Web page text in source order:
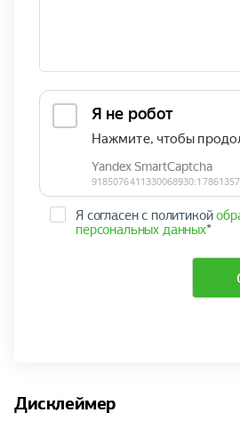
Я согласен с политикой
персональных данных*
Дисклеймер